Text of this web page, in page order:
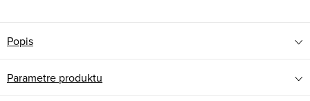
Popis
Parametre produktu